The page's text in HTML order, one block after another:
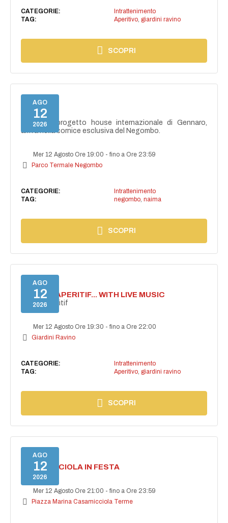
CATEGORIE:
Intrattenimento
TAG:
Aperitivo, giardini ravino
SCOPRI
AGO
12
2026
NAIMA
NAIMA, il progetto house internazionale di Gennaro,
arriva nella cornice esclusiva del Negombo.
Mer 12 Agosto Ore 19:00 -fino a Ore 23:59
Parco Termale Negombo
CATEGORIE:
Intrattenimento
TAG:
negombo, naima
SCOPRI
AGO
12
2026
SECRET APERITIF... WITH LIVE MUSIC
Secret aperitif
Mer 12 Agosto Ore 19:30 -fino a Ore 22:00
Giardini Ravino
CATEGORIE:
Intrattenimento
TAG:
Aperitivo, giardini ravino
SCOPRI
AGO
12
2026
CASAMICCIOLA IN FESTA
Mer 12 Agosto Ore 21:00 -fino a Ore 23:59
Piazza Marina Casamicciola Terme